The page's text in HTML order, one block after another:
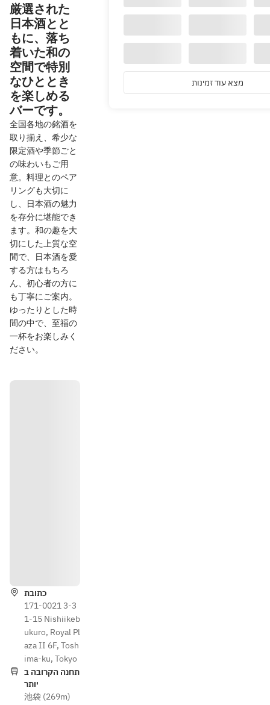
厳選された
日本酒とと
もに、落ち
着いた和の
空間で特別
なひととき
を楽しめる
バーです。
全国各地の銘酒を
取り揃え、希少な
限定酒や季節ごと
の味わいもご用
意。料理とのペア
リングも大切に
し、日本酒の魅力
を存分に堪能でき
ます。和の趣を大
切にした上質な空
間で、日本酒を愛
する方はもちろ
ん、初心者の方に
も丁寧にご案内。
ゆったりとした時
間の中で、至福の
一杯をお楽しみく
ださい。
כתובת
171-0021 3-3
1-15 Nishiikeb
ukuro, Royal Pl
aza II 6F, Tosh
ima-ku, Tokyo
תחנה הקרובה ב
יותר
池袋 (269m)
מצא עוד זמינות